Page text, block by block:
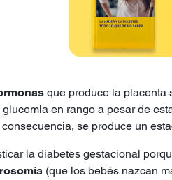
que produce la placenta
en rango a pesar de
se produce un
la diabetes gestacional
(que los bebés nazcan